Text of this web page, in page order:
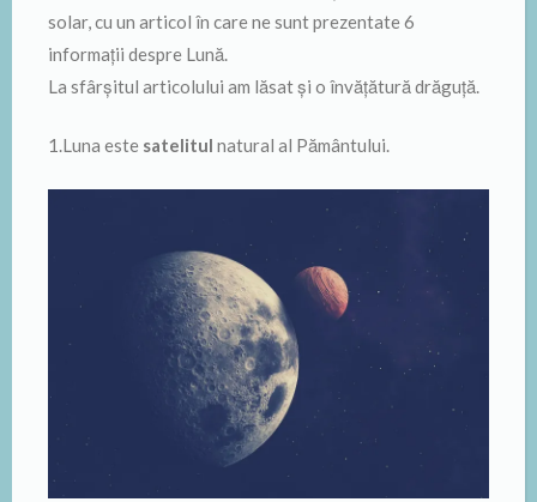
solar, cu un articol în care ne sunt prezentate 6
informații despre Lună.
La sfârșitul articolului am lăsat și o învățătură drăguță.
1.Luna este satelitul natural al Pământului.